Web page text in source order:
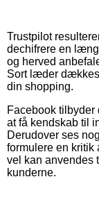
Trustpilot
dechifrere en
og herved
Sort læder
din shopping.
Facebook
at få kendskab til
Derudover ses
formulere en kritik
vel kan anvendes
kunderne.